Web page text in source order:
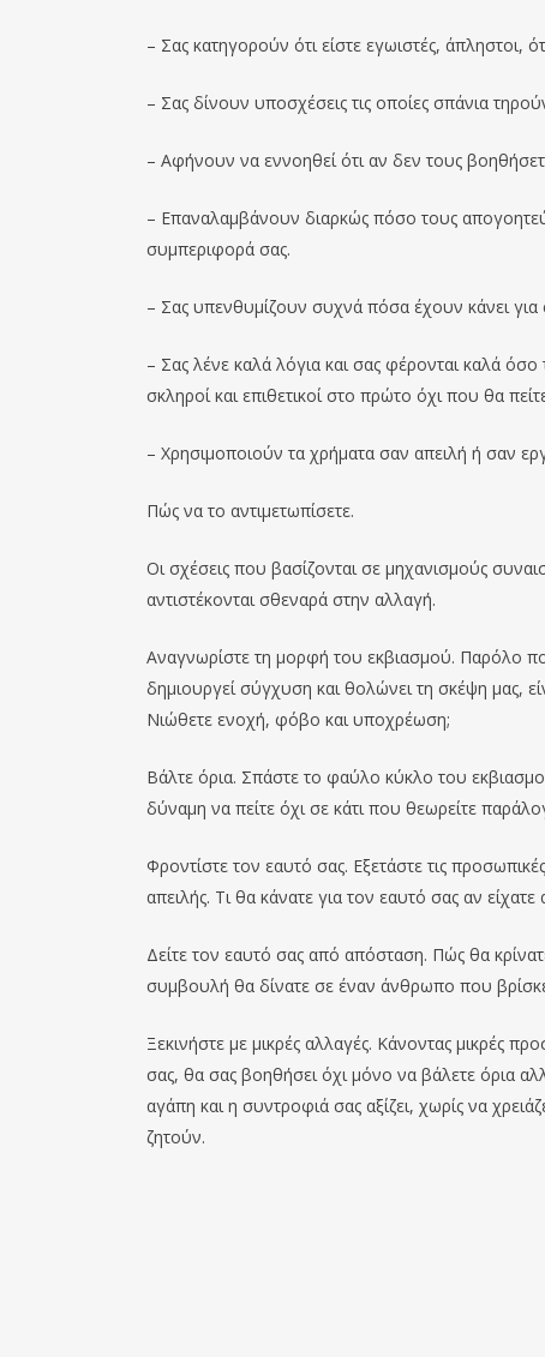
– Σας κατηγορούν ότι είστε εγωιστές, άπληστοι,
– Σας δίνουν υποσχέσεις τις οποίες σπάνια
– Αφήνουν να εννοηθεί ότι αν δεν τους
– Επαναλαμβάνουν διαρκώς πόσο τους
συμπεριφορά σας.
– Σας υπενθυμίζουν συχνά πόσα έχουν κάνει
– Σας λένε καλά λόγια και σας φέρονται καλά όσο
σκληροί και επιθετικοί στο πρώτο όχι που θα
– Χρησιμοποιούν τα χρήματα σαν απειλή ή σαν
Πώς να το αντιμετωπίσετε.
Οι σχέσεις που βασίζονται σε μηχανισμούς
αντιστέκονται σθεναρά στην αλλαγή.
Αναγνωρίστε τη μορφή του εκβιασμού. Παρόλο
δημιουργεί σύγχυση και θολώνει τη σκέψη μας,
Νιώθετε ενοχή, φόβο και υποχρέωση;
Βάλτε όρια. Σπάστε το φαύλο κύκλο του
δύναμη να πείτε όχι σε κάτι που θεωρείτε
Φροντίστε τον εαυτό σας. Εξετάστε τις
απειλής. Τι θα κάνατε για τον εαυτό σας αν
Δείτε τον εαυτό σας από απόσταση. Πώς θα
συμβουλή θα δίνατε σε έναν άνθρωπο που
Ξεκινήστε με μικρές αλλαγές. Κάνοντας μικρές
σας, θα σας βοηθήσει όχι μόνο να βάλετε όρια
αγάπη και η συντροφιά σας αξίζει, χωρίς να
ζητούν.